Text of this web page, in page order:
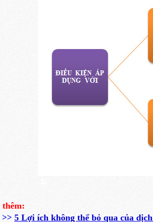
thêm:
>> 5 Lợi ích không thể bỏ qua của